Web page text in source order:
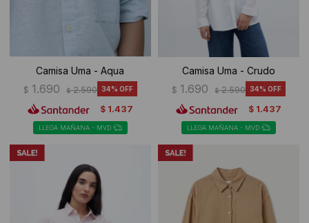
Camisa Uma - Aqua
$ 1.690 $ 2.590 34
$ 1.437
LLEGA MAÑANA - MVD
Camisa Uma - Crudo
$ 1.690 $ 2.590 34
$ 1.437
LLEGA MAÑANA - MVD